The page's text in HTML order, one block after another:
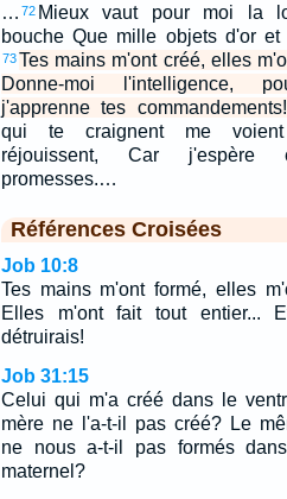
… 72 Mieux vaut pour moi la
bouche Que mille objets d'or et
73Tes mains m'ont créé, elles
Donne-moi l'intelligence,
j'apprenne tes commandements!
qui te craignent me
réjouissent, Car
promesses.…
Références Croisées
Job 10:8
Tes mains m'ont formé, elles
Elles m'ont fait tout entier...
détruirais!
Job 31:15
Celui qui m'a créé dans le
mère ne l'a-t-il pas créé? Le
ne nous a-t-il pas formés
maternel?